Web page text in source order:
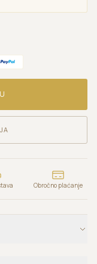
Obročno plaćanje